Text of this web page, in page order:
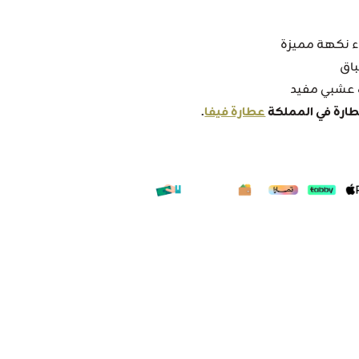
نكهة مميزة
عشبي مفيد
عطارة فيفا.